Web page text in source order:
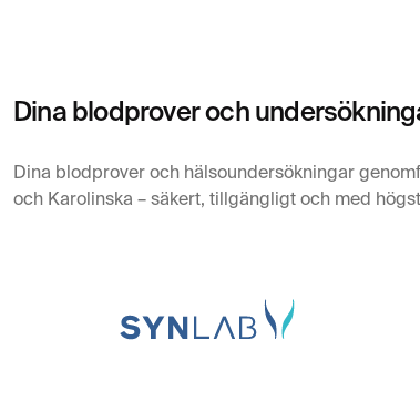
Dina blodprover och
Dina blodprover och hälsoundersökningar
och Karolinska – säkert, tillgängligt och med